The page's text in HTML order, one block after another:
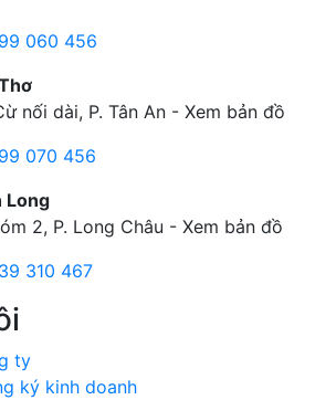
060 456
nối dài, P. Tân An - Xem bản đồ
070 456
Long
2, P. Long Châu - Xem bản đồ
310 467
ty
ký kinh doanh